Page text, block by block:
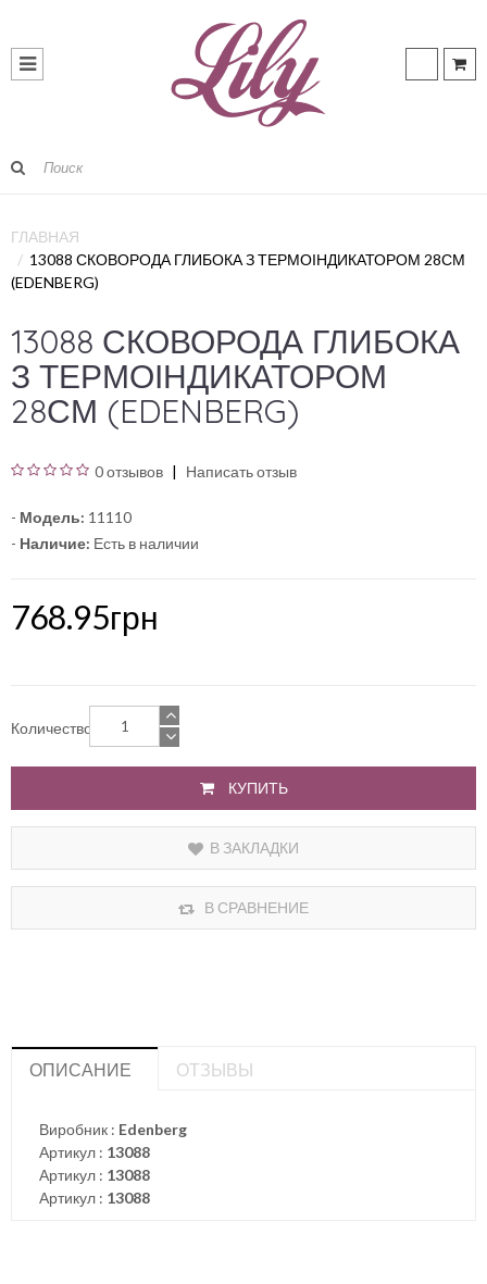
ГЛАВНАЯ
13088 СКОВОРОДА ГЛИБОКА З ТЕРМОІНДИКАТОРОМ 28СМ
(EDENBERG)
13088 СКОВОРОДА ГЛИБОКА
З ТЕРМОІНДИКАТОРОМ
28СМ (EDENBERG)
0 отзывов Написать отзыв
- Модель: 11110
- Наличие: Есть в наличии
768.95грн
Количество
КУПИТЬ
В ЗАКЛАДКИ
В СРАВНЕНИЕ
ОПИСАНИЕ ОТЗЫВЫ
Виробник : Edenberg
Артикул : 13088
Артикул : 13088
Артикул : 13088